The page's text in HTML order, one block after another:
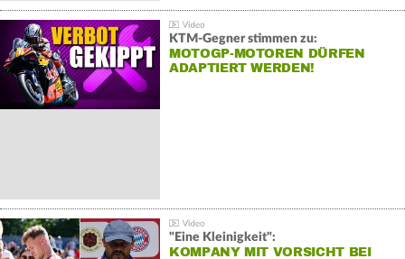
KTM-Gegner stimmen zu:
MOTOGP-MOTOREN DÜRFEN
ADAPTIERT WERDEN!
"Eine Kleinigkeit":
KOMPANY MIT VORSICHT BEI